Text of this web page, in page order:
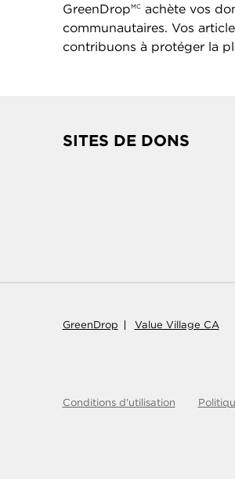
GreenDropMCachète vos
communautaires. Vos
contribuons à protéger la
SITES DE DONS
GreenDrop Value Village CA
Conditions d'utilisation